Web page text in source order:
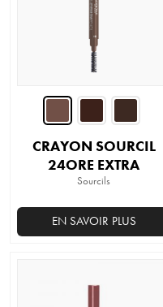
CRAYON SOURCIL
24ORE EXTRA
Sourcils
EN SAVOIR PLUS